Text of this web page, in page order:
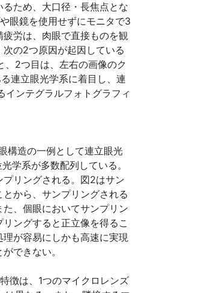
ため、大口径・長焦点とな
眼鏡を使用せずにモニタで3
労は、肉眼で直接ものを観
の2つ原因が起因している
2つ目は、左右の画像のク
連立眼光学系に着目し、連
ンテグラルフォトグラフィ
構造の一例として連立眼光
学系が多数配列している。
リングされる。図2はサン
から、サンプリングされる
、個眼においてサンプリン
ングすると正立像を得るこ
が容易にしかも高速に実現
できない。
徴は、1つのマイクロレンズ